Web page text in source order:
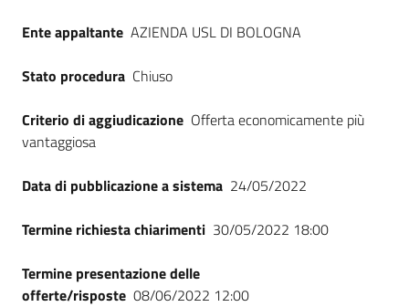
Ente appaltante AZIENDA USL DI BOLOGNA
Stato procedura Chiuso
Criterio di aggiudicazione Offerta economicamente più
vantaggiosa
Data di pubblicazione a sistema 24/05/2022
Termine richiesta chiarimenti 30/05/2022 18:00
Termine presentazione delle
offerte/risposte 08/06/2022 12:00